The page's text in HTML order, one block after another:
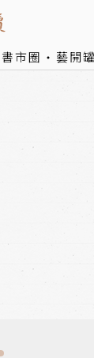
書市圈 藝開罐